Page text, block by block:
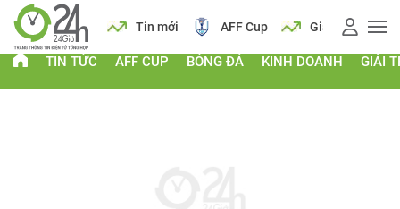
Lịch Tin mới AFF Cup Giá vàng
TIN TỨC AFF CUP BÓNG ĐÁ KINH DOANH GIẢI